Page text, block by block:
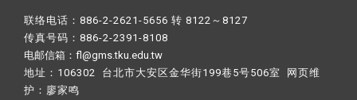
联络电话：886-2-2621-5656 转 8122～8127
传真号码：886-2-2391-8108
电邮信箱：fl@gms.tku.edu.tw
地址：106302 台北市大安区金华街199巷5号506室 网页维
护： 廖家鸣​